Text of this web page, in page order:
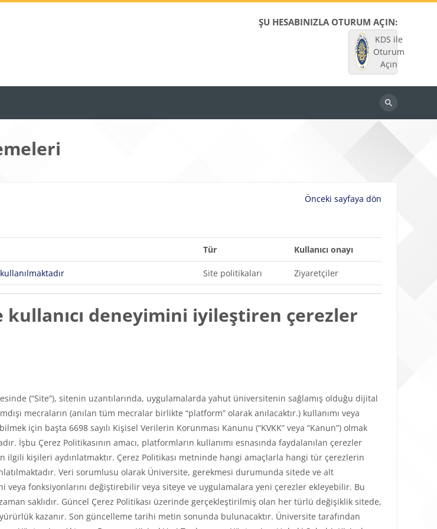
ŞU HESABINIZLA OTURUM AÇIN:
KDS ile
Oturum
Açın
Dersleri
ara
Önceki sayfaya dön
Tür Kullanıcı onayı
Site politikaları Ziyaretçiler
deneyimini iyileştiren çerezler
(“Site”), sitenin uzantılarında, uygulamalarda yahut üniversitenin sağlamış olduğu dijital
mecraların (anılan tüm mecralar birlikte “platform” olarak anılacaktır.) kullanımı veya
için başta 6698 sayılı Kişisel Verilerin Korunması Kanunu (“KVKK” veya “Kanun”) olmak
İşbu Çerez Politikasının amacı, platformların kullanımı esnasında faydalanılan çerezler
kişileri aydınlatmaktır. Çerez Politikası metninde hangi amaçlarla hangi tür çerezlerin
Veri sorumlusu olarak Üniversite, gerekmesi durumunda sitede ve alt
fonksiyonlarını değiştirebilir veya siteye ve uygulamalara yeni çerezler ekleyebilir. Bu
saklıdır. Güncel Çerez Politikası üzerinde gerçekleştirilmiş olan her türlü değişiklik sitede,
kazanır. Son güncelleme tarihi metin sonunda bulunacaktır. Üniversite tarafından